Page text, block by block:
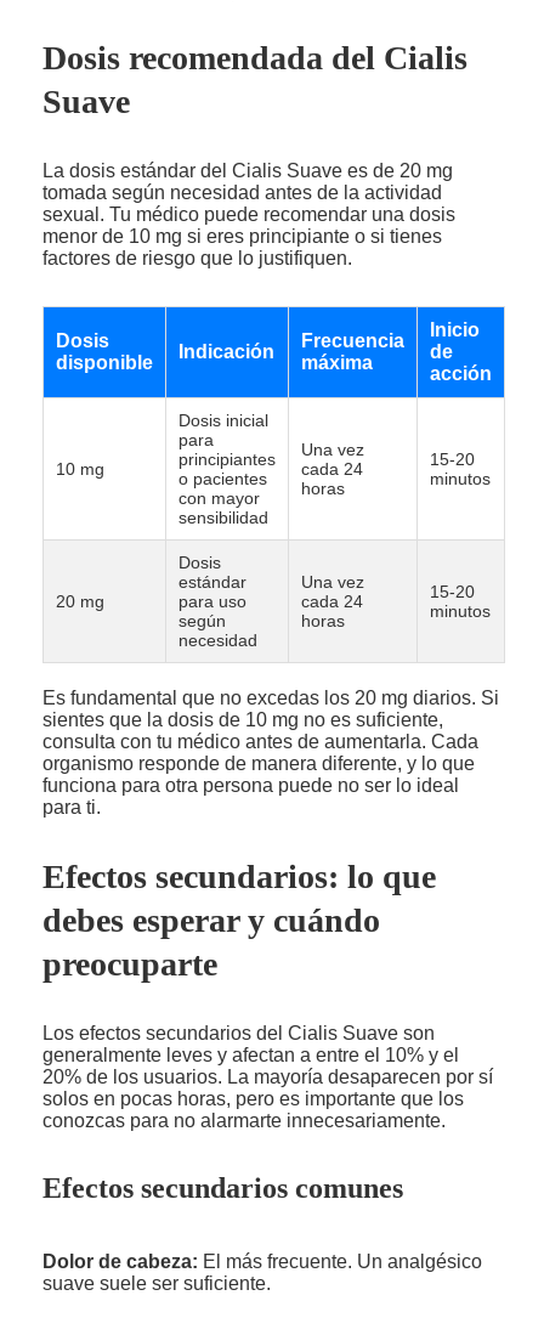
Dosis recomendada del Cialis
Suave
La dosis estándar del Cialis Suave es de 20 mg
tomada según necesidad antes de la actividad
sexual. Tu médico puede recomendar una dosis
menor de 10 mg si eres principiante o si tienes
factores de riesgo que lo justifiquen.
Dosis
disponible
Indicación
Frecuencia
máxima
Inicio
de
acción
10 mg
Dosis inicial
para
principiantes
o pacientes
con mayor
sensibilidad
Una vez
cada 24
horas
15-20
minutos
20 mg
Dosis
estándar
para uso
según
necesidad
Una vez
cada 24
horas
15-20
minutos
Es fundamental que no excedas los 20 mg diarios. Si
sientes que la dosis de 10 mg no es suficiente,
consulta con tu médico antes de aumentarla. Cada
organismo responde de manera diferente, y lo que
funciona para otra persona puede no ser lo ideal
para ti.
Efectos secundarios: lo que
debes esperar y cuándo
preocuparte
Los efectos secundarios del Cialis Suave son
generalmente leves y afectan a entre el 10% y el
20% de los usuarios. La mayoría desaparecen por sí
solos en pocas horas, pero es importante que los
conozcas para no alarmarte innecesariamente.
Efectos secundarios comunes
Dolor de cabeza: El más frecuente. Un analgésico
suave suele ser suficiente.